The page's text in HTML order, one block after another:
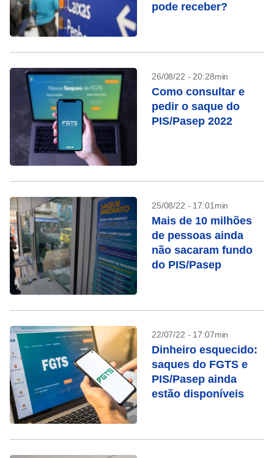
pode receber?
26/08/22 - 20:28min
Como consultar e
pedir o saque do
PIS/Pasep 2022
25/08/22 - 17:01min
Mais de 10 milhões
de pessoas ainda
não sacaram fundo
do PIS/Pasep
22/07/22 - 17:07min
Dinheiro esquecido:
saques do FGTS e
PIS/Pasep ainda
estão disponíveis